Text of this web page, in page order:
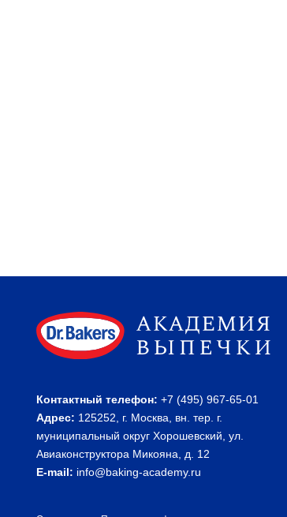
Контактный телефон: +7 (495) 967-65-01
Адрес: 125252, г. Москва, вн. тер. г.
муниципальный округ Хорошевский, ул.
Авиаконструктора Микояна, д. 12
E-mail: info@baking-academy.ru